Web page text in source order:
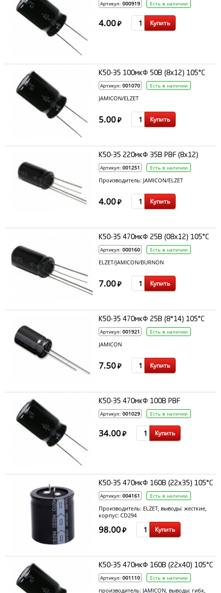
Артикул: 000919 Есть в наличии
4.00₽ Купить
К50-35 100мкФ 50В (8x12) 105°C
Артикул: 001070 Есть в наличии
JAMICON/ELZET
5.00₽ Купить
К50-35 220мкФ 35В PBF (8x12)
Артикул: 001251 Есть в наличии
Производитель: JAMICON/ELZET
4.00₽ Купить
К50-35 470мкФ 25В (08x12) 105°C
Артикул: 000160 Есть в наличии
ELZET/JAMICON/BURNON
7.00₽ Купить
К50-35 470мкФ 25В (8*14) 105°C
Артикул: 001921 Есть в наличии
JAMICON
7.50₽ Купить
К50-35 470мкФ 100В PBF
Артикул: 001029 Есть в наличии
34.00₽ Купить
К50-35 470мкФ 160В (22x35) 105°С
Артикул: 004161 Есть в наличии
Производитель: ELZET, выводы: жесткие,
корпус: CD294
98.00₽ Купить
К50-35 470мкФ 160В (22x40) 105°С
Артикул: 001110 Есть в наличии
производитель: JAMICON, выводы: гибк,